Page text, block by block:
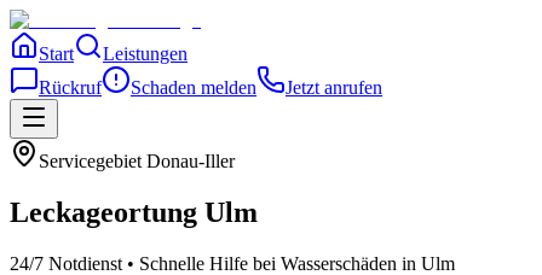
Start
Leistungen
Rückruf
Schaden melden Jetzt anrufen
Servicegebiet Donau-Iller
Leckageortung Ulm
24/7 Notdienst • Schnelle Hilfe bei Wasserschäden in Ulm